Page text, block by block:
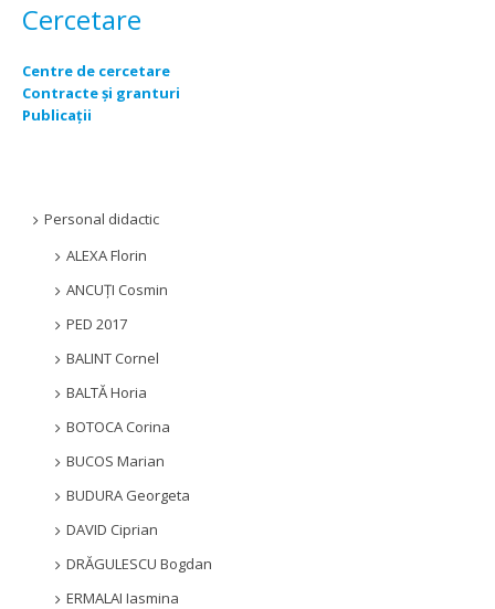
Cercetare
Centre de cercetare
Contracte și granturi
Publicații
Personal didactic
ALEXA Florin
ANCUȚI Cosmin
PED 2017
BALINT Cornel
BALTĂ Horia
BOTOCA Corina
BUCOS Marian
BUDURA Georgeta
DAVID Ciprian
DRĂGULESCU Bogdan
ERMALAI Iasmina